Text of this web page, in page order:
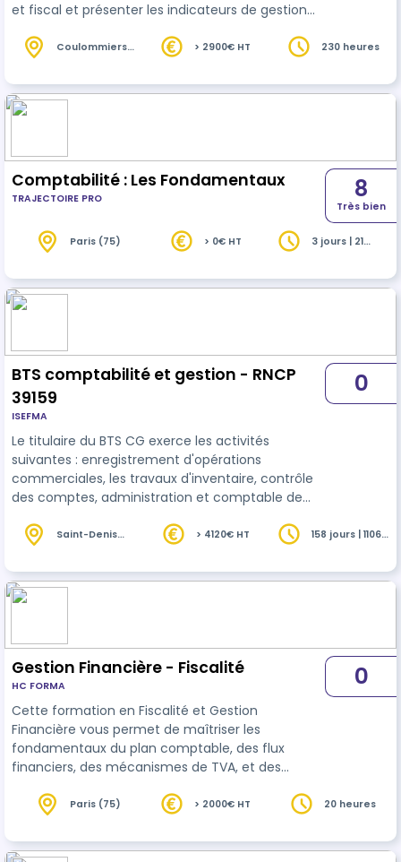
et fiscal et présenter les indicateurs de gestion
Coulommiers
> 2900€ HT 230 heures
Comptabilité : Les Fondamentaux
TRAJECTOIRE PRO 8
Très bien
Paris (75) > 0€ HT
3 jours | 21
BTS comptabilité et gestion - RNCP
39159
ISEFMA
Le titulaire du BTS CG exerce les activités
suivantes : enregistrement d'opérations
commerciales, les travaux d'inventaire, contrôle
des comptes, administration et comptable de
travaux fiscaux, déclarations..
0
Saint-Denis
> 4120€ HT
158 jours | 1106
Gestion Financière - Fiscalité
HC FORMA
Cette formation en Fiscalité et Gestion
Financière vous permet de maîtriser les
fondamentaux du plan comptable, des flux
financiers, des mécanismes de TVA, et des
de cas et des outils concrets, vous serez capable
leur conformité. Pourquoi choisir cette formation
0
Paris (75) > 2000€ HT 20 heures